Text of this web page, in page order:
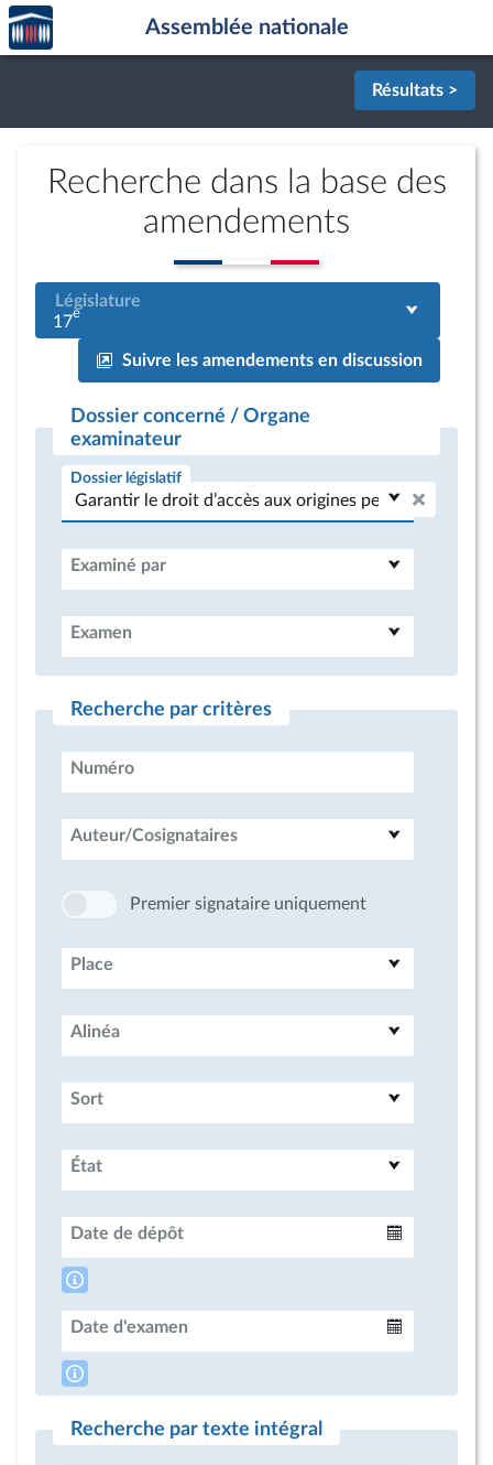
Aller au contenu
Aller en bas de la page
Accèder
à la
page
Assemblée nationale
Résultats >
Recherche dans la base des
amendements
Législature
17e
Suivre les amendements en discussion
Dossier concerné / Organe
examinateur
Dossier législatif
Examiné par
Examen
Recherche par critères
Numéro
Auteur/Cosignataires
Premier signataire uniquement
Place
Alinéa
Sort
État
Date de dépôt
Date d'examen
Recherche par texte intégral